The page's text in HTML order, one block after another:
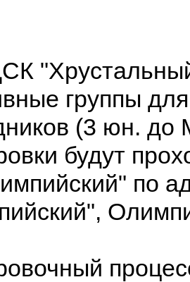
группы
(3 юн. до
будут
по